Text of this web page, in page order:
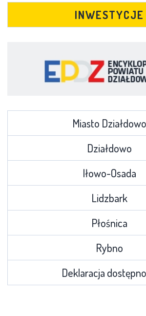
INWESTYCJE
Miasto Działdowo
Działdowo
Iłowo-Osada
Lidzbark
Płośnica
Rybno
Deklaracja